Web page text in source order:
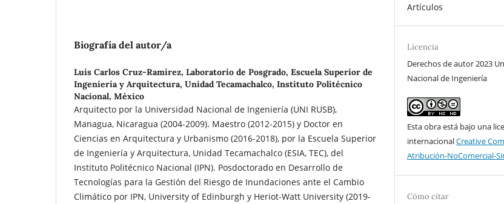
Biografía del autor/a
Luis Carlos Cruz-Ramírez, Laboratorio de Posgrado, Escuela Superior de
Ingeniería y Arquitectura, Unidad Tecamachalco, Instituto Politécnico
Nacional, México
Arquitecto por la Universidad Nacional de Ingeniería (UNI RUSB),
Managua, Nicaragua (2004-2009). Maestro (2012-2015) y Doctor en
Ciencias en Arquitectura y Urbanismo (2016-2018), por la Escuela Superior
de Ingeniería y Arquitectura, Unidad Tecamachalco (ESIA, TEC), del
Instituto Politécnico Nacional (IPN). Posdoctorado en Desarrollo de
Tecnologías para la Gestión del Riesgo de Inundaciones ante el Cambio
Climático por IPN, University of Edinburgh y Heriot-Watt University (2019-
Artículos
Licencia
Derechos de autor 2023
Nacional de Ingeniería
Esta obra está bajo una
internacionalCreative
Atribución-NoComercial-
Cómo citar